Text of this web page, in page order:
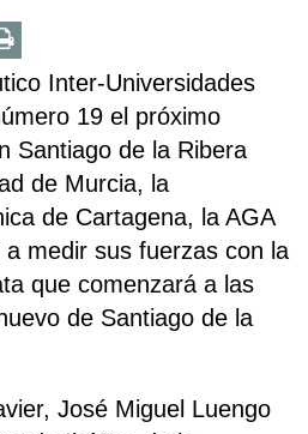
Inter-Universidades
19 el próximo
Santiago de la Ribera
de Murcia, la
de Cartagena, la AGA
medir sus fuerzas con la
que comenzará a las
de Santiago de la
José Miguel Luengo